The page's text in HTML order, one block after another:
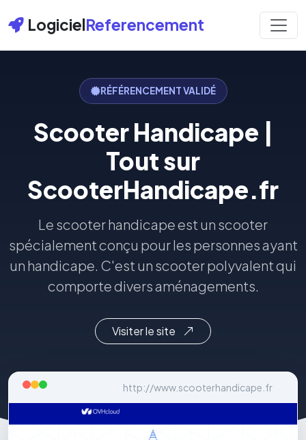
LogicielReferencement
RÉFÉRENCEMENT VALIDÉ
Scooter Handicape |
Tout sur
ScooterHandicape.fr
Le scooter handicape est un scooter
spécialement conçu pour les personnes ayant
un handicape. C'est un scooter polyvalent qui
comporte divers aménagements.
Visiter le site
http://www.scooterhandicape.fr